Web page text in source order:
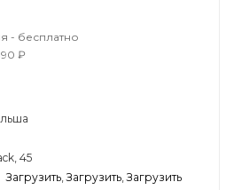
- бесплатно
₽
45
Загрузить,Загрузить,Загрузить